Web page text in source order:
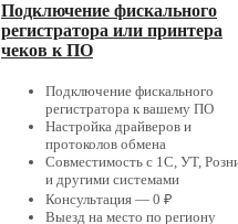
Подключение фискального
регистратора или принтера
чеков к ПО
Подключение фискального
регистратора к вашему ПО
Настройка драйверов и
протоколов обмена
Совместимость с 1С, УТ,
и другими системами
Консультация — 0 ₽
Выезд на место по региону